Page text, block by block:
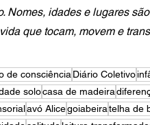
Nomes, idades e lugares
que tocam, movem e
de consciência Diário Coletivo
solocasa de madeira
avó Alicegoiabeiratelha de